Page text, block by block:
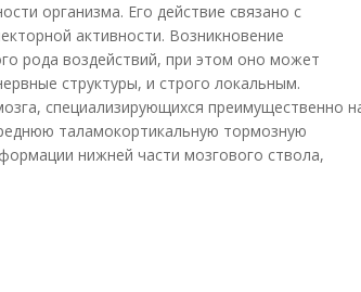
организма. Его действие связано с
активности. Возникновение
рода воздействий, при этом оно может
структуры, и строго локальным.
специализирующихся преимущественно
таламокортикальную тормозную
нижней части мозгового ствола,